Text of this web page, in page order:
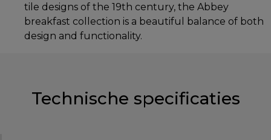
tile designs of the 19th century, the Abbey
breakfast collection is a beautiful balance of both
design and functionality.
Technische specificaties